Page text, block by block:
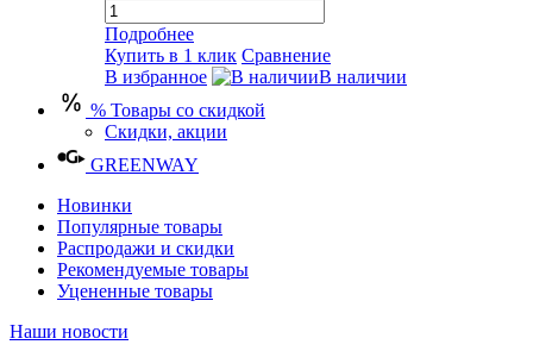
Подробнее
Купить в 1 клик Сравнение
В избранное
В наличии
% Товары со скидкой
Скидки, акции
GREENWAY
Новинки
Популярные товары
Распродажи и скидки
Рекомендуемые товары
Уцененные товары
Наши новости